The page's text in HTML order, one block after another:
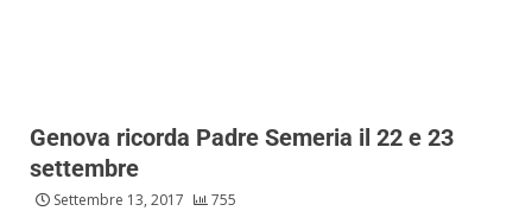
Genova ricorda Padre Semeria il 22 e 23
settembre
Settembre 13, 2017 755